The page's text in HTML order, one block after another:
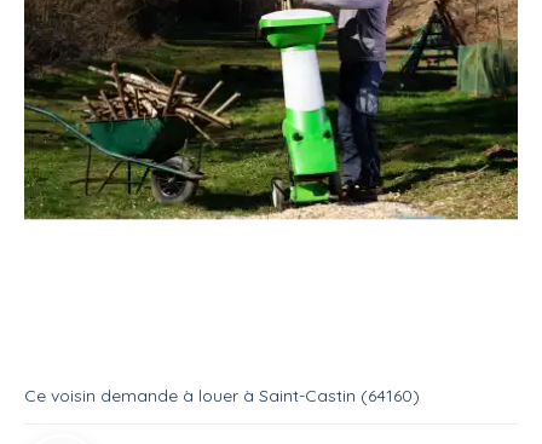
Louer une broyeuse à branches
Location Broyeur a vegetaux
Ce voisin demande à louer à Saint-Castin (64160)